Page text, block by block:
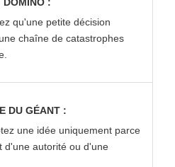
DOMINO :
qu'une petite décision
chaîne de catastrophes
DU GÉANT :
une idée uniquement parce
d'une autorité ou d'une